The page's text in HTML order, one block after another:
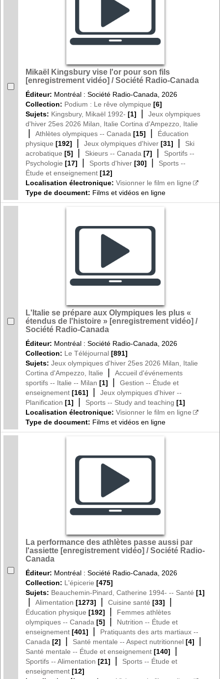
Mikaël Kingsbury vise l'or pour son fils
[enregistrement vidéo] / Société Radio-Canada
Éditeur: Montréal : Société Radio-Canada, 2026
Collection: Podium : Le rêve olympique [6]
Sujets: Kingsbury, Mikaël 1992- [1] |
Jeux olympiques
d'hiver 25es 2026 Milan, Italie Cortina d'Ampezzo, Italie
| Athlètes olympiques -- Canada [15] |
Éducation
physique [192] | Jeux olympiques d'hiver [31] |
Ski
acrobatique [5] | Skieurs -- Canada [7] |
Sportifs --
Psychologie [17] | Sports d'hiver [30] |
Sports --
Étude et enseignement [12]
Localisation électronique: Visionner le film en ligne
Type de document: Films et vidéos en ligne
L'Italie se prépare aux Olympiques les plus «
étendus de l'histoire » [enregistrement vidéo] /
Société Radio-Canada
Éditeur: Montréal : Société Radio-Canada, 2026
Collection: Le Téléjournal [891]
Sujets: Jeux olympiques d'hiver 25es 2026 Milan, Italie
Cortina d'Ampezzo, Italie
|
Accueil d'événements
sportifs -- Italie -- Milan [1] |
Gestion -- Étude et
enseignement [161] |
Jeux olympiques d'hiver --
Planification [1] | Sports -- Study and teaching [1]
Localisation électronique: Visionner le film en ligne
Type de document: Films et vidéos en ligne
La performance des athlètes passe aussi par
l'assiette [enregistrement vidéo] / Société Radio-
Canada
Éditeur: Montréal : Société Radio-Canada, 2026
Collection: L'épicerie [475]
Sujets: Beauchemin-Pinard, Catherine 1994- -- Santé [1]
| Alimentation [1273] | Cuisine santé [33] |
Éducation physique [192] |
Femmes athlètes
olympiques -- Canada [5] |
Nutrition -- Étude et
enseignement [401] |
Pratiquants des arts martiaux --
Canada [2] | Santé mentale -- Aspect nutritionnel [4] |
Santé mentale -- Étude et enseignement [140] |
Sportifs -- Alimentation [21] |
Sports -- Étude et
enseignement [12]